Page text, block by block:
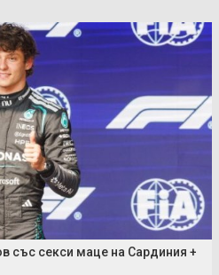
със секси маце на Сардиния +